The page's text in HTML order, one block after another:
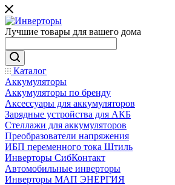
Лучшие товары для вашего дома
Каталог
Аккумуляторы
Аккумуляторы по бренду
Аксессуары для аккумуляторов
Зарядные устройства для АКБ
Стеллажи для аккумуляторов
Преобразователи напряжения
ИБП переменного тока Штиль
Инверторы СибКонтакт
Автомобильные инверторы
Инверторы МАП ЭНЕРГИЯ